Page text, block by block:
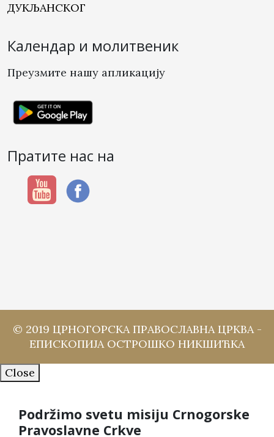
ДУКЉАНСКОГ
Календар и молитвеник
Преузмите нашу апликацију
Пратите нас на
© 2019 ЦРНОГОРСКА ПРАВОСЛАВНА ЦРКВА -
ЕПИСКОПИЈА ОСТРОШКО НИКШИЋКА
Close
Podržimo svetu misiju Crnogorske
Pravoslavne Crkve